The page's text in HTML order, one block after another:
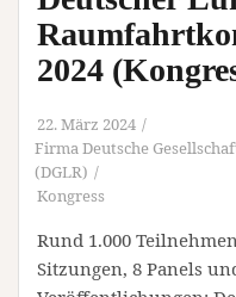
2024
22. März 2024
Firma Deutsche
(DGLR)
Kongress
Rund 1.000
Sitzungen, 8 Panels